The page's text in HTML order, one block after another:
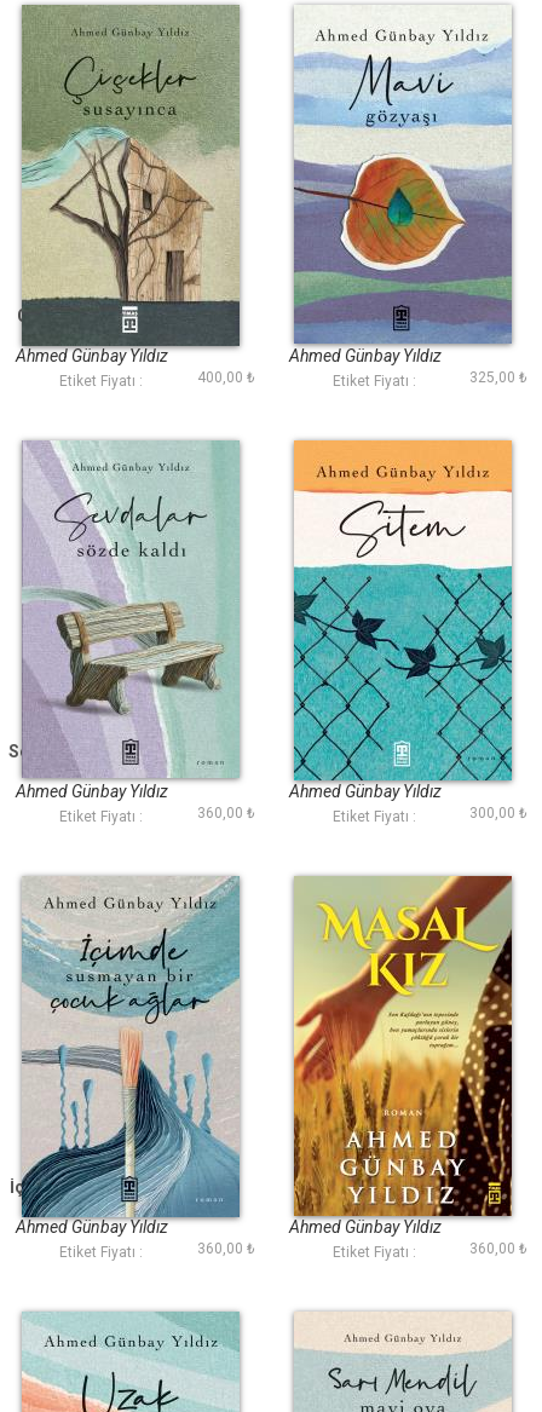
Çiçekler Susayınca
Ahmed Günbay Yıldız
Etiket Fiyatı : 400,00 ₺
Mavi Gözyaşı
Ahmed Günbay Yıldız
Etiket Fiyatı : 325,00 ₺
Sevdalar Sözde Kaldı
Ahmed Günbay Yıldız
Etiket Fiyatı : 360,00 ₺
Sitem
Ahmed Günbay Yıldız
Etiket Fiyatı : 300,00 ₺
İçimde Susmayan Bir
Çocuk Ağlar
Ahmed Günbay Yıldız
Etiket Fiyatı : 360,00 ₺
Masal Kız
Ahmed Günbay Yıldız
Etiket Fiyatı : 360,00 ₺